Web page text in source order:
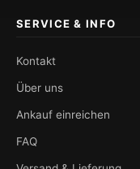
SERVICE & INFO
Kontakt
Über uns
Ankauf einreichen
FAQ